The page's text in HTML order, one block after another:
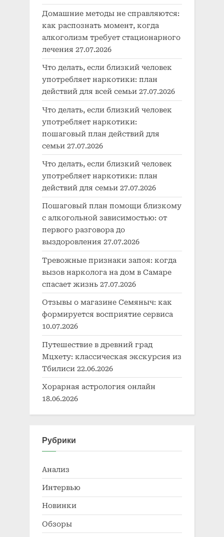
Домашние методы не справляются:
как распознать момент, когда
алкоголизм требует стационарного
лечения 27.07.2026
Что делать, если близкий человек
употребляет наркотики: план
действий для всей семьи 27.07.2026
Что делать, если близкий человек
употребляет наркотики:
пошаговый план действий для
семьи 27.07.2026
Что делать, если близкий человек
употребляет наркотики: план
действий для семьи 27.07.2026
Пошаговый план помощи близкому
с алкогольной зависимостью: от
первого разговора до
выздоровления 27.07.2026
Тревожные признаки запоя: когда
вызов нарколога на дом в Самаре
спасает жизнь 27.07.2026
Отзывы о магазине Семяныч: как
формируется восприятие сервиса
10.07.2026
Путешествие в древний град
Мцхету: классическая экскурсия из
Тбилиси 22.06.2026
Хорарная астрология онлайн
18.06.2026
Рубрики
Анализ
Интервью
Новинки
Обзоры